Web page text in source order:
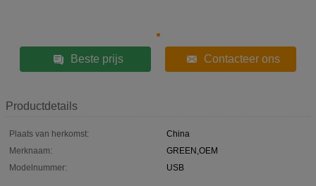
Beste prijs Contacteer ons
Productdetails
Plaats van herkomst:
China
Merknaam:
GREEN,OEM
Modelnummer:
USB